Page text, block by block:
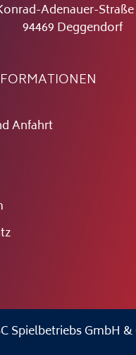
Adenauer-Straße
94469 Deggendorf
Anfahrt
Spielbetriebs GmbH &